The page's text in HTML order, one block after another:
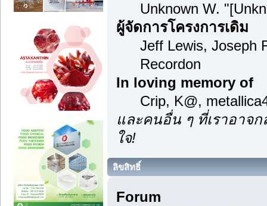
Unknown W.
ผู้จัดการโครงการเดิม
Jeff Lewis, Joseph
Recordon
In loving memory of
Crip, K@,
และคนอื่น ๆ ที่เราอาจ
ใจ!
ลิขสิทธิ์
Forum